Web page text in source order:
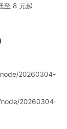
至 8 元起
20260304-
node/20260304-